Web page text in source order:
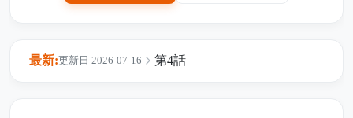
玄関は開いたまま。車も携帯電話も自宅に残されていた。
保険証、車の鍵、白い枕、長女のバスタオルなど、不可解
最新: 第4話
更新日 2026-07-16